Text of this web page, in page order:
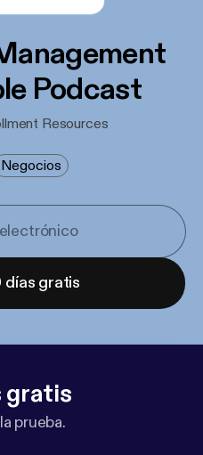
Podcast
Resources
Negocios
días gratis
gratis
prueba.